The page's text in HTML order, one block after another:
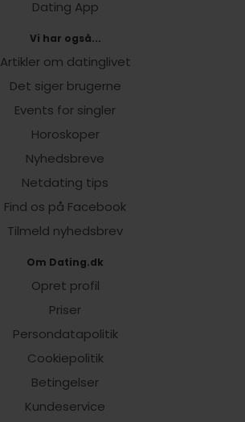
Dating App
Vi har også...
Artikler om datinglivet
Det siger brugerne
Events for singler
Horoskoper
Nyhedsbreve
Netdating tips
Find os på Facebook
Tilmeld nyhedsbrev
Om Dating.dk
Opret profil
Priser
Persondatapolitik
Cookiepolitik
Betingelser
Kundeservice